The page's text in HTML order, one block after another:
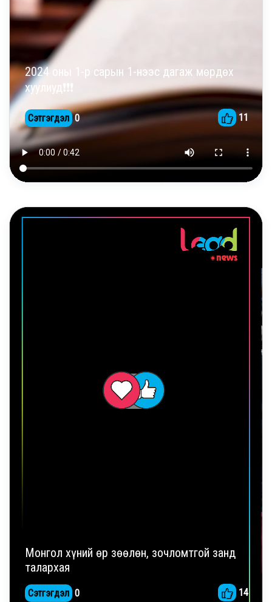
2024 оны 1-р сарын 1-нээс дагаж мөрдөх
хуулиуд❗️❗️❗️
Сэтгэгдэл 0 11
Монгол хүний өр зөөлөн, зочломтгой занд
талархая
Сэтгэгдэл 0 14